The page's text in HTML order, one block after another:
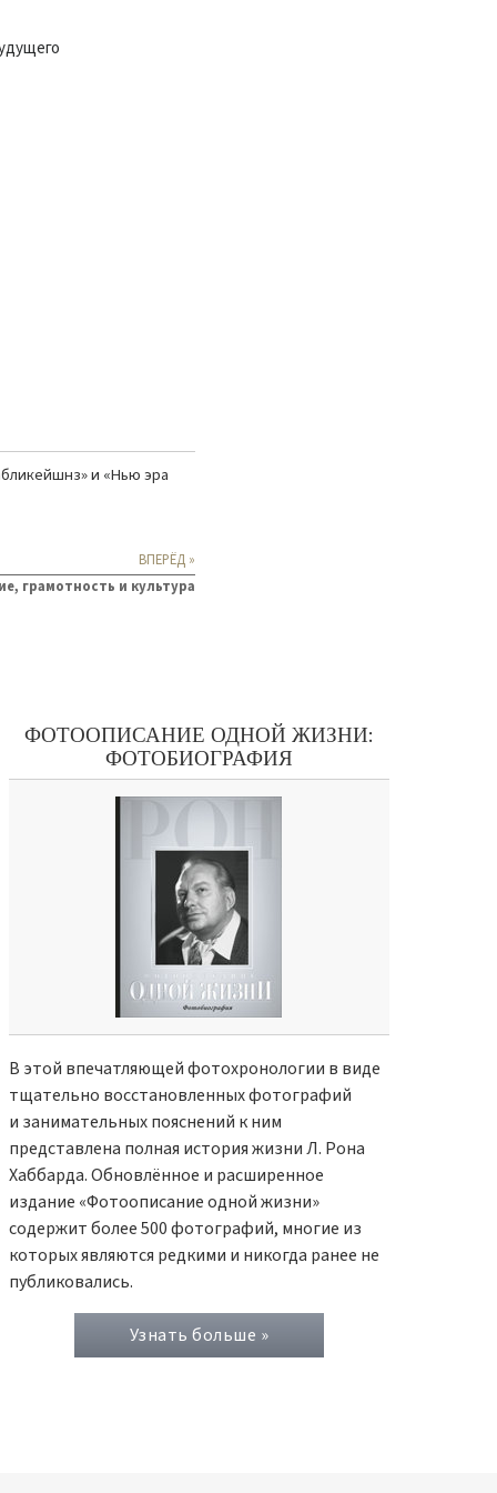
и «Нью эра
ВПЕРЁД »
грамотность и культура
ФОТООПИСАНИЕ ОДНОЙ ЖИЗНИ:
ФОТОБИОГРАФИЯ
В этой впечатляющей фотохронологии в виде
тщательно восстановленных фотографий
и занимательных пояснений к ним
представлена полная история жизни Л. Рона
Хаббарда. Обновлённое и расширенное
издание «Фотоописание одной жизни»
содержит более 500 фотографий, многие из
которых являются редкими и никогда ранее не
публиковались.
Узнать больше »